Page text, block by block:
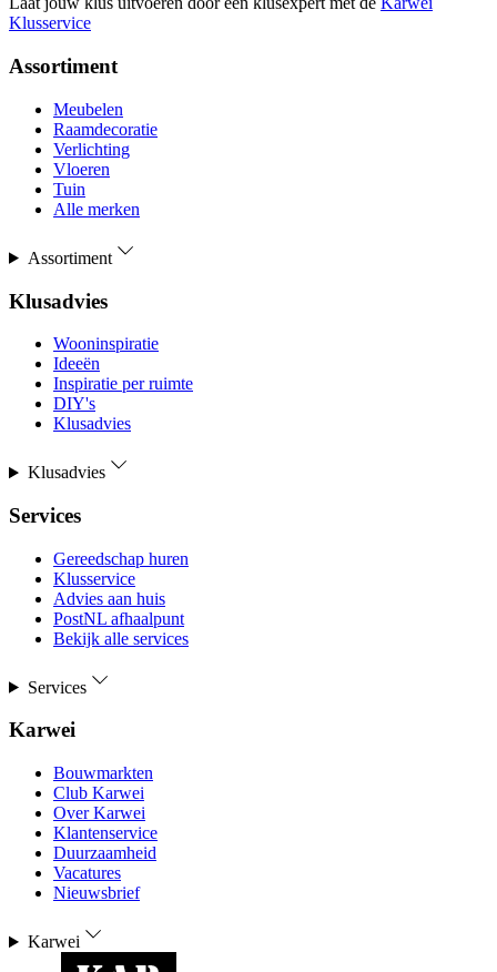
Klusservice
Assortiment
Meubelen
Raamdecoratie
Verlichting
Vloeren
Tuin
Alle merken
Assortiment
Klusadvies
Wooninspiratie
Ideeën
Inspiratie per ruimte
DIY's
Klusadvies
Klusadvies
Services
Gereedschap huren
Klusservice
Advies aan huis
PostNL afhaalpunt
Bekijk alle services
Services
Karwei
Bouwmarkten
Club Karwei
Over Karwei
Klantenservice
Duurzaamheid
Vacatures
Nieuwsbrief
Karwei